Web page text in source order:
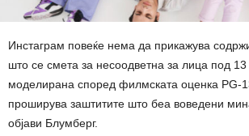
Инстаграм повеќе нема да прикажува
што се смета за несоодветна за лица под 13
моделирана според филмската оценка PG-
проширува заштитите што беа воведени
објави Блумберг.